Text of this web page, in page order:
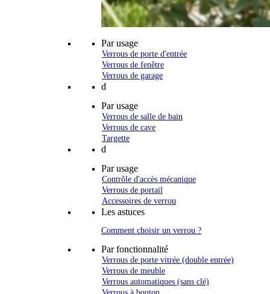
Par usage
Verrous de porte d'entrée
Verrous de fenêtre
Verrous de garage
d
Par usage
Verrous de salle de bain
Verrous de cave
Targette
d
Par usage
Contrôle d'accès mécanique
Verrous de portail
Accessoires de verrou
Les astuces
Comment choisir un verrou ?
Par fonctionnalité
Verrous de porte vitrée (double entrée)
Verrous de meuble
Verrous automatiques (sans clé)